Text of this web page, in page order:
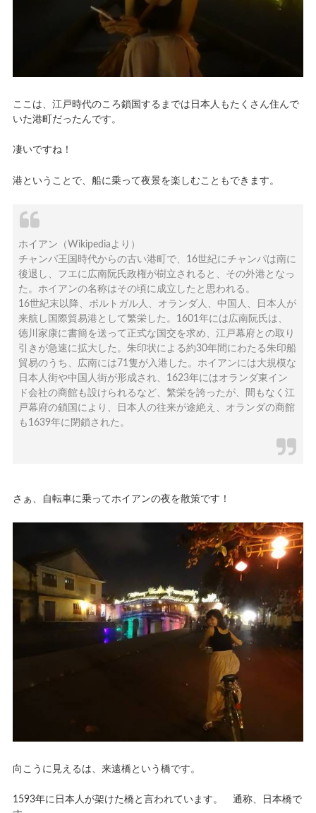
ここは、江戸時代のころ鎖国するまでは日本人もたくさん住んで
いた港町だったんです。
凄いですね！
港ということで、船に乗って夜景を楽しむこともできます。
ホイアン （Wikipediaより）
チャンパ王国時代からの古い港町で、16世紀にチャンパは南に
後退し、フエに広南阮氏政権が樹立されると、その外港となっ
た。ホイアンの名称はその頃に成立したと思われる。
16世紀末以降、ポルトガル人、オランダ人、中国人、日本人が
来航し国際貿易港として繁栄した。1601年には広南阮氏は、
徳川家康に書簡を送って正式な国交を求め、江戸幕府との取り
引きが急速に拡大した。朱印状による約30年間にわたる朱印船
貿易のうち、広南には71隻が入港した。ホイアンには大規模な
日本人街や中国人街が形成され、1623年にはオランダ東イン
ド会社の商館も設けられるなど、繁栄を誇ったが、間もなく江
戸幕府の鎖国により、日本人の往来が途絶え、オランダの商館
も1639年に閉鎖された。
さぁ、自転車に乗ってホイアンの夜を散策です！
向こうに見えるは、来遠橋という橋です。
1593年に日本人が架けた橋と言われています。 通称、日本橋で